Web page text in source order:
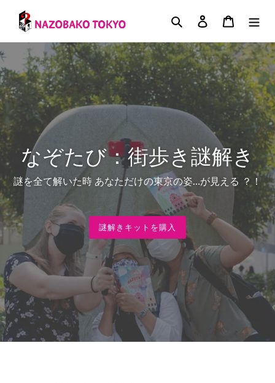
ツ
に
ス
キ
プ
す
検索 ログインカート
なぞたび：街歩き謎解き
謎を全て解いた時 あなただけの東京の姿…が見える ？！
謎解きキットを購入